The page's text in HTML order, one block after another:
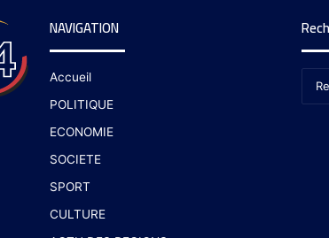
NAVIGATION
Accueil
POLITIQUE
ECONOMIE
SOCIETE
SPORT
CULTURE